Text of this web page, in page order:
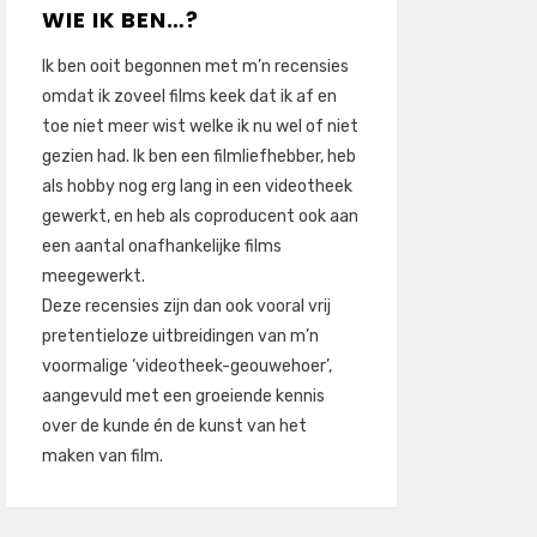
WIE IK BEN…?
Ik ben ooit begonnen met m’n recensies
omdat ik zoveel films keek dat ik af en
toe niet meer wist welke ik nu wel of niet
gezien had. Ik ben een filmliefhebber, heb
als hobby nog erg lang in een videotheek
gewerkt, en heb als coproducent ook aan
een aantal onafhankelijke films
meegewerkt.
Deze recensies zijn dan ook vooral vrij
pretentieloze uitbreidingen van m’n
voormalige ‘videotheek-geouwehoer’,
aangevuld met een groeiende kennis
over de kunde én de kunst van het
maken van film.